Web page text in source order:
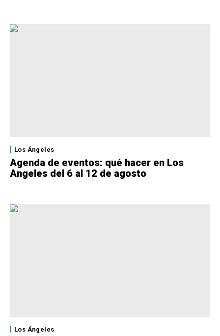
Los Ángeles
Agenda de eventos: qué hacer en Los
Angeles del 6 al 12 de agosto
Los Ángeles